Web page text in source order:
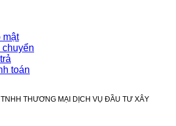
mật
toán
THƯƠNG MẠI DỊCH VỤ ĐẦU TƯ XÂY